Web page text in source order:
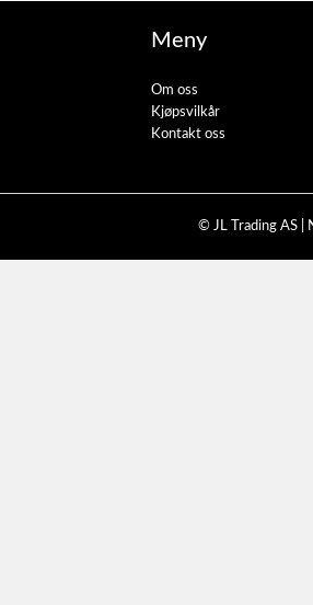
Meny
Om oss
Kjøpsvilkår
Kontakt oss
© JL Trading AS |